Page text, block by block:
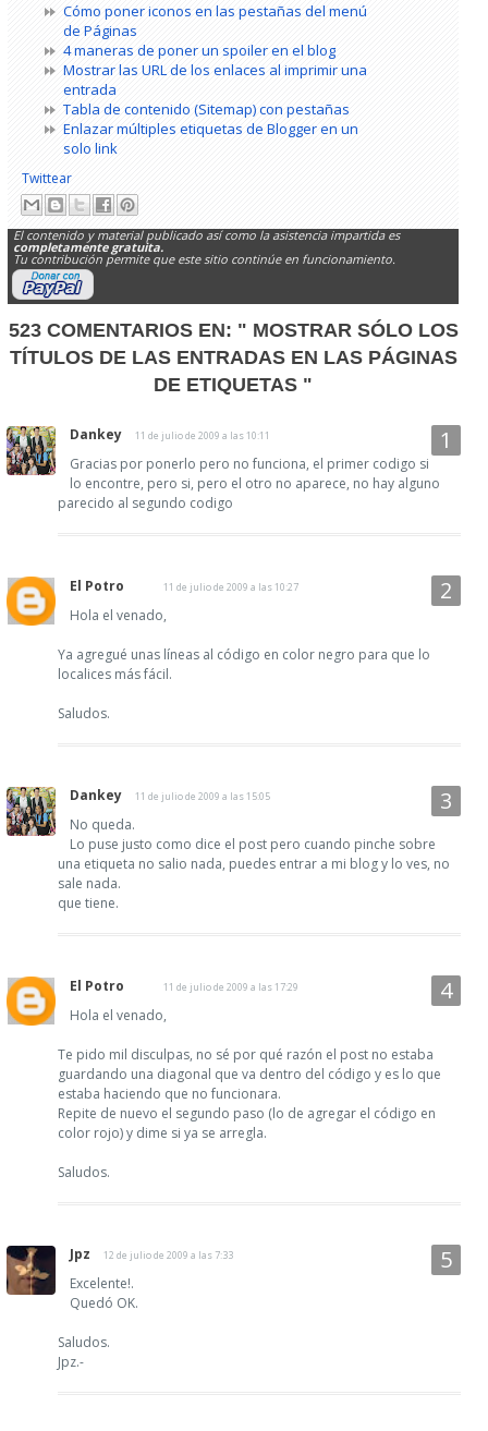
Cómo poner iconos en las pestañas del menú
de Páginas
4 maneras de poner un spoiler en el blog
Mostrar las URL de los enlaces al imprimir una
entrada
Tabla de contenido (Sitemap) con pestañas
Enlazar múltiples etiquetas de Blogger en un
solo link
Twittear
El contenido y material publicado así como la asistencia impartida es
completamente gratuita.
Tu contribución permite que este sitio continúe en funcionamiento.
523 COMENTARIOS EN: " MOSTRAR SÓLO LOS
TÍTULOS DE LAS ENTRADAS EN LAS PÁGINAS
DE ETIQUETAS "
Dankey 11 de julio de 2009 a las 10:11
Gracias por ponerlo pero no funciona, el primer codigo si
lo encontre, pero si, pero el otro no aparece, no hay alguno
parecido al segundo codigo
El Potro 11 de julio de 2009 a las 10:27
Hola el venado,
Ya agregué unas líneas al código en color negro para que lo
localices más fácil.
Saludos.
Dankey 11 de julio de 2009 a las 15:05
No queda.
Lo puse justo como dice el post pero cuando pinche sobre
una etiqueta no salio nada, puedes entrar a mi blog y lo ves, no
sale nada.
que tiene.
El Potro 11 de julio de 2009 a las 17:29
Hola el venado,
Te pido mil disculpas, no sé por qué razón el post no estaba
guardando una diagonal que va dentro del código y es lo que
estaba haciendo que no funcionara.
Repite de nuevo el segundo paso (lo de agregar el código en
color rojo) y dime si ya se arregla.
Saludos.
Jpz 12 de julio de 2009 a las 7:33
Excelente!.
Quedó OK.
Saludos.
Jpz.-